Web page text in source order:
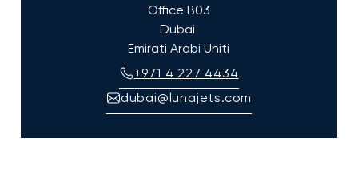
Office B03
Dubai
Emirati Arabi Uniti
+971 4 227 4434
dubai@lunajets.com